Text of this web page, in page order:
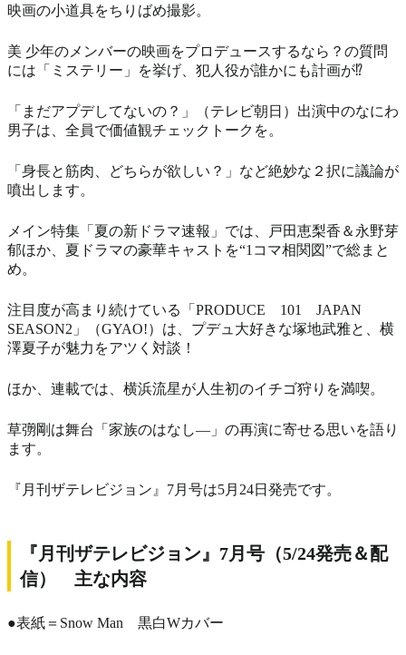
映画の小道具をちりばめ撮影。
美 少年のメンバーの映画をプロデュースするなら？の質問
には「ミステリー」を挙げ、犯人役が誰かにも計画が⁉
「まだアプデしてないの？」（テレビ朝日）出演中のなにわ
男子は、全員で価値観チェックトークを。
「身長と筋肉、どちらが欲しい？」など絶妙な２択に議論が
噴出します。
メイン特集「夏の新ドラマ速報」では、戸田恵梨香＆永野芽
郁ほか、夏ドラマの豪華キャストを“1コマ相関図”で総まと
め。
注目度が高まり続けている「PRODUCE 101 JAPAN
SEASON2」（GYAO!）は、プデュ大好きな塚地武雅と、横
澤夏子が魅力をアツく対談！
ほか、連載では、横浜流星が人生初のイチゴ狩りを満喫。
草彅剛は舞台「家族のはなし―」の再演に寄せる思いを語り
ます。
『月刊ザテレビジョン』7月号は5月24日発売です。
『月刊ザテレビジョン』7月号（5/24発売＆配
信） 主な内容
●表紙＝Snow Man 黒白Wカバー